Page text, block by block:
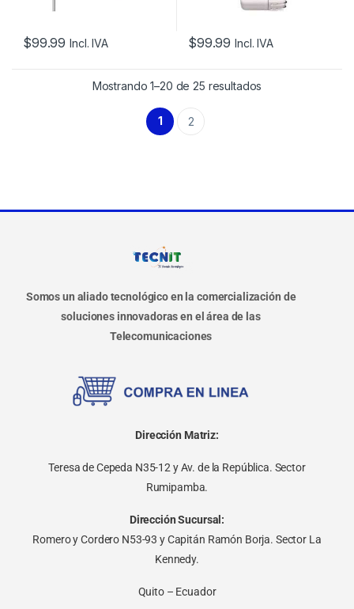
$99.99 Incl. IVA $99.99 Incl. IVA
Mostrando 1–20 de 25 resultados
1 2
Somos un aliado tecnológico en la comercialización de
soluciones innovadoras en el área de las
Telecomunicaciones
Dirección Matriz:
Teresa de Cepeda N35-12 y Av. de la República. Sector
Rumipamba.
Dirección Sucursal:
Romero y Cordero N53-93 y Capitán Ramón Borja. Sector La
Kennedy.
Quito – Ecuador